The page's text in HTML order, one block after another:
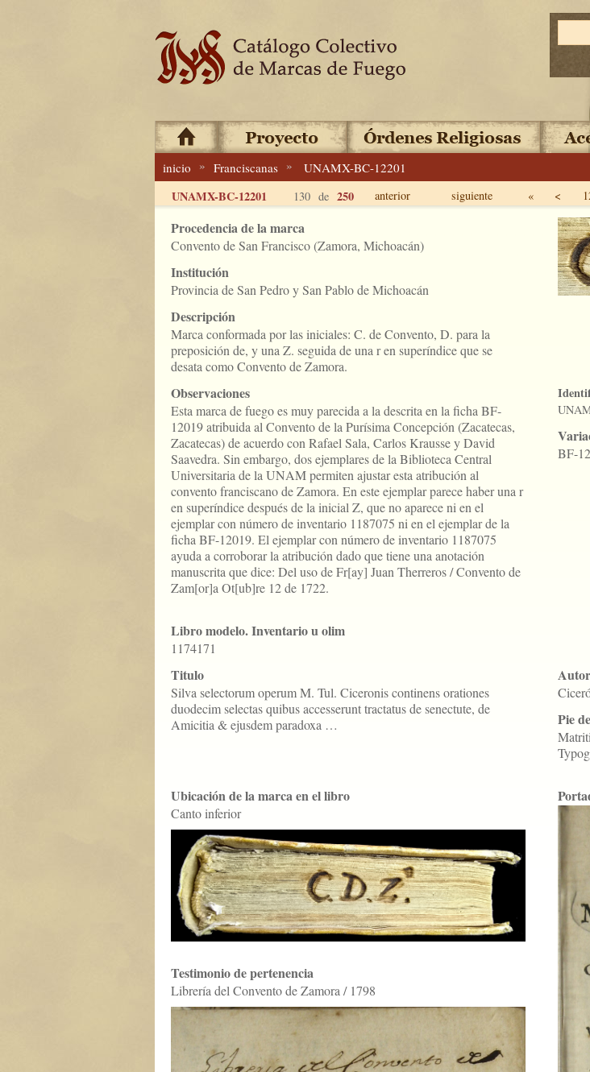
inicio » Franciscanas » UNAMX-BC-12201
UNAMX-BC-12201 130 de 250 anterior siguiente « <
Procedencia de la marca
Convento de San Francisco (Zamora, Michoacán)
Institución
Provincia de San Pedro y San Pablo de Michoacán
Descripción
Marca conformada por las iniciales: C. de Convento, D. para la
preposición de, y una Z. seguida de una r en superíndice que se
desata como Convento de Zamora.
Observaciones
Esta marca de fuego es muy parecida a la descrita en la ficha BF-
12019 atribuida al Convento de la Purísima Concepción (Zacatecas,
Zacatecas) de acuerdo con Rafael Sala, Carlos Krausse y David
Saavedra. Sin embargo, dos ejemplares de la Biblioteca Central
Universitaria de la UNAM permiten ajustar esta atribución al
convento franciscano de Zamora. En este ejemplar parece haber una r
en superíndice después de la inicial Z, que no aparece ni en el
ejemplar con número de inventario 1187075 ni en el ejemplar de la
ficha BF-12019. El ejemplar con número de inventario 1187075
ayuda a corroborar la atribución dado que tiene una anotación
manuscrita que dice: Del uso de Fr[ay] Juan Therreros / Convento de
Zam[or]a Ot[ub]re 12 de 1722.
BF-
Libro modelo. Inventario u olim
1174171
Titulo
Silva selectorum operum M. Tul. Ciceronis continens orationes
duodecim selectas quibus accesserunt tractatus de senectute, de
Amicitia & ejusdem paradoxa …
Autor
Pie
Ubicación de la marca en el libro
Canto inferior
Testimonio de pertenencia
Librería del Convento de Zamora / 1798